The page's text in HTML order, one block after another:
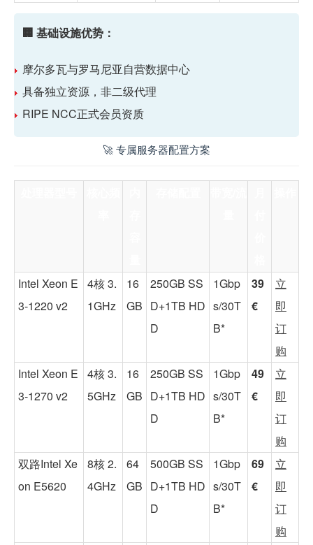
🏢 基础设施优势：
摩尔多瓦与罗马尼亚自营数据中心
具备独立资源 ，非二级代理
RIPE NCC正式会员资质
🚀 专属服务器配置方案
Intel Xeon E
3-1220 v2
4核 3.
1GHz
16
GB
250GB SS
D+1TB HD
D
1Gbp
s/30T
B*
39
€
立
即
订
购
Intel Xeon E
3-1270 v2
4核 3.
5GHz
16
GB
250GB SS
D+1TB HD
D
1Gbp
s/30T
B*
49
€
立
即
订
购
双路Intel Xe
on E5620
8核 2.
4GHz
64
GB
500GB SS
D+1TB HD
D
1Gbp
s/30T
B*
69
€
立
即
订
购